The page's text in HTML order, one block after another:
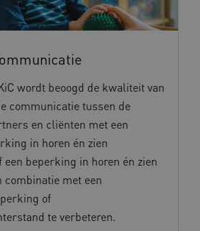
wordt beoogd de kwaliteit van
communicatie tussen de
en cliënten met een
in horen én zien
beperking in horen én zien
met een
of
te verbeteren.